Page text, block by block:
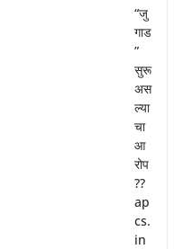
“जु
गाड
”
सुरू
अस
ल्या
चा
आ
रोप
??
ap
cs.
in